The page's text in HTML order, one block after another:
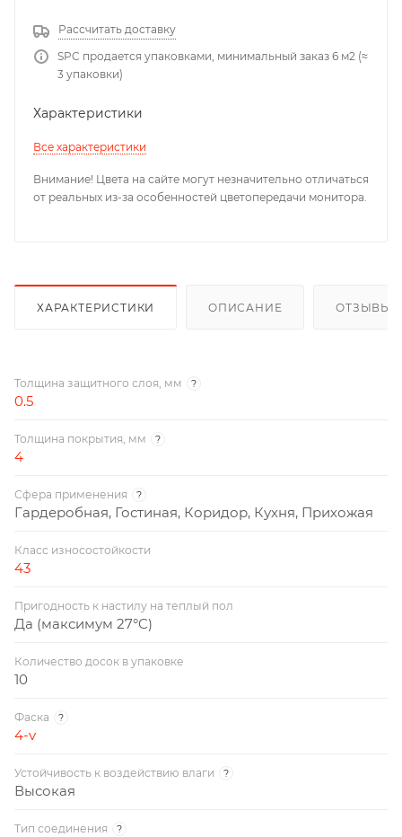
Рассчитать доставку
SPC продается упаковками, минимальный заказ 6 м2 (≈
3 упаковки)
Характеристики
Все характеристики
Внимание! Цвета на сайте могут незначительно отличаться
от реальных из-за особенностей цветопередачи монитора.
ХАРАКТЕРИСТИКИ ОПИСАНИЕ ОТЗЫВЫ
Толщина защитного слоя, мм ?
0.5
Толщина покрытия, мм ?
4
Сфера применения ?
Гардеробная, Гостиная, Коридор, Кухня, Прихожая
Класс износостойкости
43
Пригодность к настилу на теплый пол
Да (максимум 27°C)
Количество досок в упаковке
10
Фаска ?
4-v
Устойчивость к воздействию влаги ?
Высокая
Тип соединения ?